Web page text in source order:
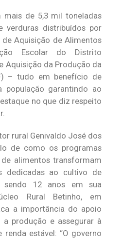
mais de 5,3 mil toneladas
verduras distribuídos por
Aquisição de Alimentos
Escolar do Distrito
Aquisição da Produção da
– tudo em benefício de
população garantindo ao
no que diz respeito
rural Genivaldo José dos
de como os programas
alimentos transformam
dedicadas ao cultivo de
sendo 12 anos em sua
Rural Betinho, em
a importância do apoio
a produção e assegurar à
estável: “O governo